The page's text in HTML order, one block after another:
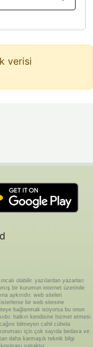
verisi
olabilir. yazılardan yazarları
bir kurumun internet üzerinde
aykırıdır. web siteleri
isterlerse bir web sitesine
bağlanmak istiyorsa bu onun
halkın kendisine hizmet etmesi
bilmeyen cahil cühela
için çok sayıda bedava ve
daha karmaşık teknik bilgi
yasaktır.